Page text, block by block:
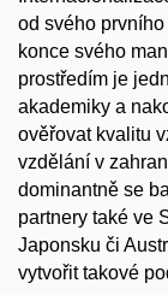
od svého
konce svého
prostředím je
akademiky a
ověřovat kvalitu
vzdělání v
dominantně se
partnery také ve
Japonsku či
vytvořit takové